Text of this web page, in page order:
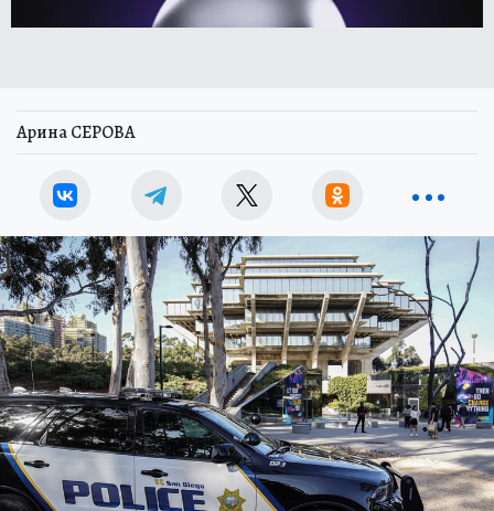
Арина СЕРОВА